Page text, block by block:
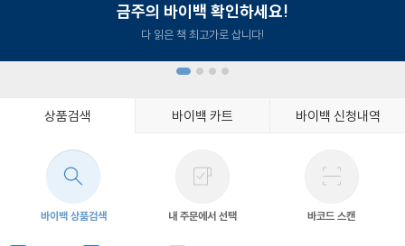
금주의 바이백 확인하세요!
다 읽은 책 최고가로 삽니다!
상품검색 바이백 카트 바이백 신청내역
바이백 상품검색 내 주문에서 선택 바코드 스캔